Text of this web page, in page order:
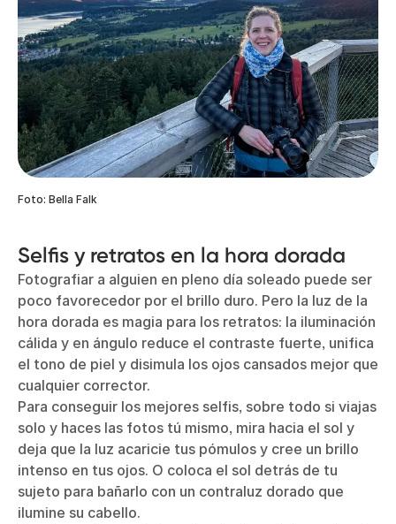
Foto: Bella Falk
Selfis y retratos en la hora dorada
Fotografiar a alguien en pleno día soleado puede ser
poco favorecedor por el brillo duro. Pero la luz de la
hora dorada es magia para los retratos: la iluminación
cálida y en ángulo reduce el contraste fuerte, unifica
el tono de piel y disimula los ojos cansados mejor que
cualquier corrector.
Para conseguir los mejores selfis, sobre todo si viajas
solo y haces las fotos tú mismo, mira hacia el sol y
deja que la luz acaricie tus pómulos y cree un brillo
intenso en tus ojos. O coloca el sol detrás de tu
sujeto para bañarlo con un contraluz dorado que
ilumine su cabello.